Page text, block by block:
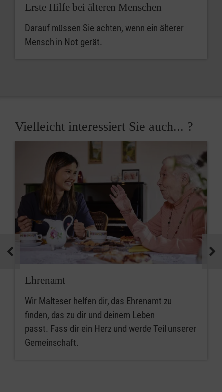
Erste Hilfe bei älteren Menschen
Darauf müssen Sie achten, wenn ein älterer
Mensch in Not gerät.
Vielleicht interessiert Sie auch... ?
Ehrenamt
Wir Malteser helfen dir, das Ehrenamt zu
finden, das zu dir und deinem Leben
passt. Fass dir ein Herz und werde Teil unserer
Gemeinschaft.